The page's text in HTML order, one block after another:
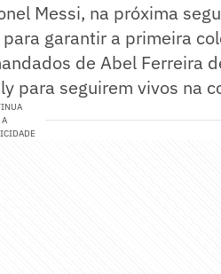
Messi, na próxima
garantir a primeira
de Abel Ferreira
para seguirem vivos na
A